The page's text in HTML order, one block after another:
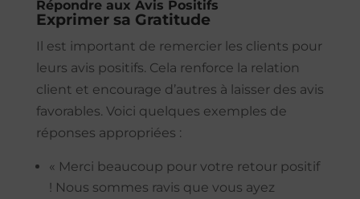
Répondre aux Avis Positifs
Exprimer sa Gratitude
Il est important de remercier les clients pour
leurs avis positifs. Cela renforce la relation
client et encourage d’autres à laisser des avis
favorables. Voici quelques exemples de
réponses appropriées :
« Merci beaucoup pour votre retour positif
! Nous sommes ravis que vous ayez